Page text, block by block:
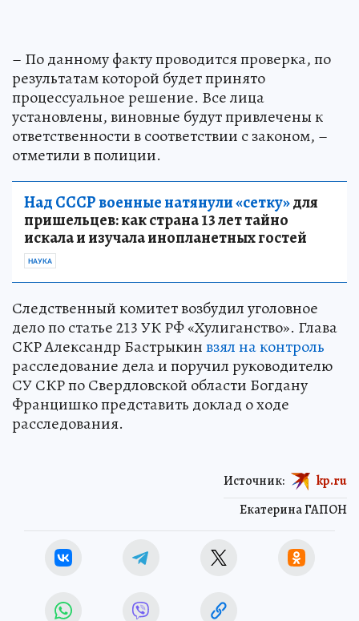
– По данному факту проводится проверка, по
результатам которой будет принято
процессуальное решение. Все лица
установлены, виновные будут привлечены к
ответственности в соответствии с законом, –
отметили в полиции.
Над СССР военные натянули «сетку»для
пришельцев: как страна 13 лет тайно
искала и изучала инопланетных гостей
НАУКА
Следственный комитет возбудил уголовное
дело по статье 213 УК РФ «Хулиганство». Глава
СКР Александр Бастрыкинвзял на контроль
расследование дела и поручил руководителю
СУ СКР по Свердловской области Богдану
Францишко представить доклад о ходе
расследования.
Екатерина ГАПОН
Источник: kp.ru